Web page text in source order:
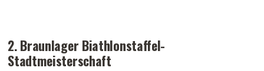
2. Braunlager Biathlonstaffel-
Stadtmeisterschaft